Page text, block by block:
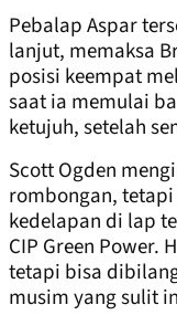
Pebalap Aspar
lanjut, memaksa
posisi keempat
saat ia memulai
ketujuh, setelah
Scott Ogden
rombongan,
kedelapan di lap
CIP Green Power.
tetapi bisa
musim yang sulit